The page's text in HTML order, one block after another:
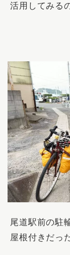
活用してみる
尾道駅前の駐
屋根付きだっ